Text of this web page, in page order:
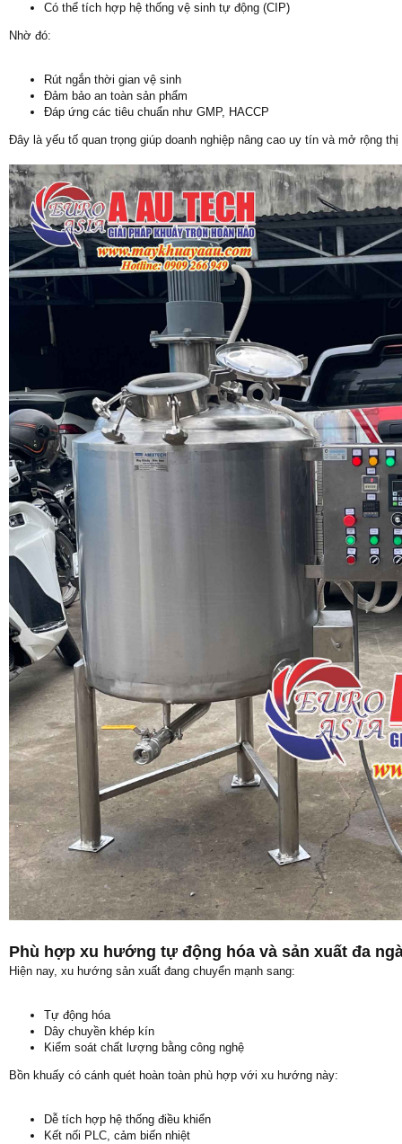
Có thể tích hợp hệ thống vệ sinh tự động (CIP)
Nhờ đó:
Rút ngắn thời gian vệ sinh
Đảm bảo an toàn sản phẩm
Đáp ứng các tiêu chuẩn như GMP, HACCP
Đây là yếu tố quan trọng giúp doanh nghiệp nâng cao uy tín và mở rộng
Phù hợp xu hướng tự động hóa và sản xuất đa
Hiện nay, xu hướng sản xuất đang chuyển mạnh sang:
Tự động hóa
Dây chuyền khép kín
Kiểm soát chất lượng bằng công nghệ
Bồn khuấy có cánh quét hoàn toàn phù hợp với xu hướng này:
Dễ tích hợp hệ thống điều khiển
Kết nối PLC, cảm biến nhiệt